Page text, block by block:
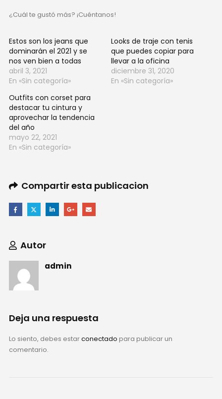
¿Cuál te gustó más? ¡Cuéntanos!
Estos son los jeans que
dominarán el 2021 y se
nos ven bien a todas
abril 3, 2021
En «Sin categoría»
Looks de traje con tenis
que puedes copiar para
llevar a la oficina
diciembre 31, 2020
En «Sin categoría»
Outfits con corset para
destacar tu cintura y
aprovechar la tendencia
del año
mayo 22, 2021
En «Sin categoría»
Compartir esta publicacion
Autor
admin
Deja una respuesta
Lo siento, debes estarconectado para publicar un
comentario.